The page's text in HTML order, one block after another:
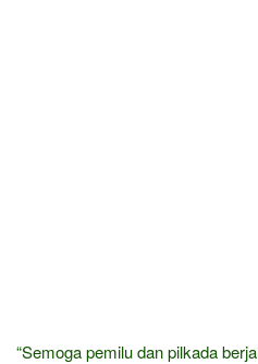
“Semoga pemilu dan pilkada